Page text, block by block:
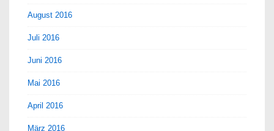
August 2016
Juli 2016
Juni 2016
Mai 2016
April 2016
März 2016